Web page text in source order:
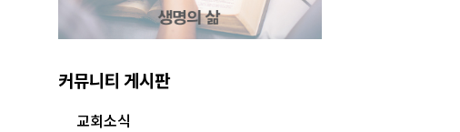
커뮤니티 게시판
교회소식